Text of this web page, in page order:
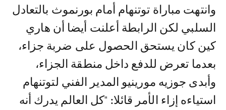
وانتهت مباراة توتنهام أمام بورنموث بالتعادل
السلبي لكن الرابطة أعلنت أيضا أن هاري
كين كان يستحق الحصول على ضربة جزاء،
بعدما تعرض للدفع داخل منطقة الجزاء،
وأبدى جوزيه مورينيو المدير الفني لتوتنهام
استياءه إزاء الأمر قائلا: "كل العالم يدرك أنه